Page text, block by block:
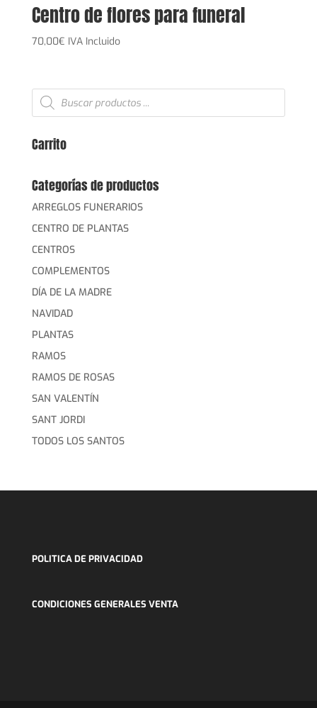
Centro de flores para funeral
70,00€ IVA Incluido
Búsqueda
de
productos
Carrito
Categorías de productos
ARREGLOS FUNERARIOS
CENTRO DE PLANTAS
CENTROS
COMPLEMENTOS
DÍA DE LA MADRE
NAVIDAD
PLANTAS
RAMOS
RAMOS DE ROSAS
SAN VALENTÍN
SANT JORDI
TODOS LOS SANTOS
POLITICA DE PRIVACIDAD
CONDICIONES GENERALES VENTA